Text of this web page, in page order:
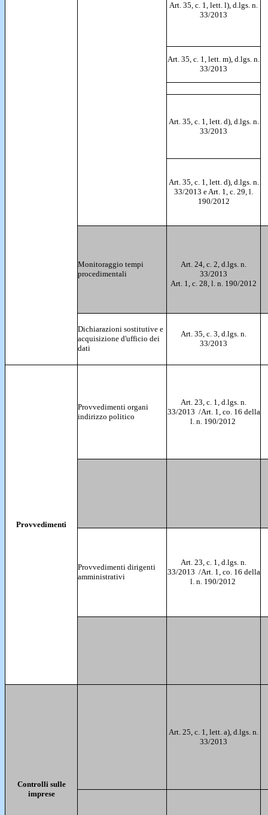
Art. 35, c. 1, lett. l), d.lgs. n.
33/2013
Art. 35, c. 1, lett. m), d.lgs. n.
33/2013
Art. 35, c. 1, lett. d), d.lgs. n.
33/2013
Art. 35, c. 1, lett. d), d.lgs. n.
33/2013 e Art. 1, c. 29, l.
190/2012
Monitoraggio tempi
procedimentali
Art. 24, c. 2, d.lgs. n.
33/2013
Art. 1, c. 28, l. n. 190/2012
Dichiarazioni sostitutive e
acquisizione d'ufficio dei
dati
Art. 35, c. 3, d.lgs. n.
33/2013
Provvedimenti
Provvedimenti organi
indirizzo politico
Art. 23, c. 1, d.lgs. n.
33/2013 /Art. 1, co. 16 della
l. n. 190/2012
Provvedimenti dirigenti
amministrativi
Art. 23, c. 1, d.lgs. n.
33/2013 /Art. 1, co. 16 della
l. n. 190/2012
Controlli sulle
imprese
Art. 25, c. 1, lett. a), d.lgs. n.
33/2013